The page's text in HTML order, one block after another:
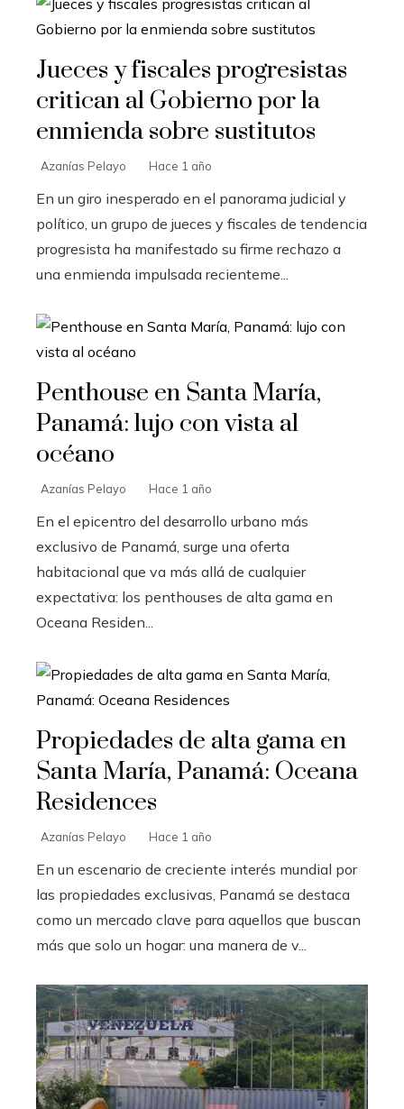
Jueces y fiscales progresistas
critican al Gobierno por la
enmienda sobre sustitutos
Azanías Pelayo Hace 1 año
En un giro inesperado en el panorama judicial y
político, un grupo de jueces y fiscales de tendencia
progresista ha manifestado su firme rechazo a
una enmienda impulsada recienteme...
Penthouse en Santa María,
Panamá: lujo con vista al
océano
Azanías Pelayo Hace 1 año
En el epicentro del desarrollo urbano más
exclusivo de Panamá, surge una oferta
habitacional que va más allá de cualquier
expectativa: los penthouses de alta gama en
Oceana Residen...
Propiedades de alta gama en
Santa María, Panamá: Oceana
Residences
Azanías Pelayo Hace 1 año
En un escenario de creciente interés mundial por
las propiedades exclusivas, Panamá se destaca
como un mercado clave para aquellos que buscan
más que solo un hogar: una manera de v...